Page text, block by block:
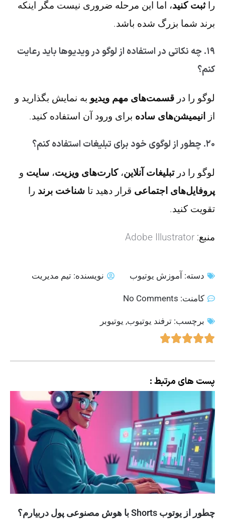
راثبت کنید، اما این مرحله ضروری نیست مگر اینکه
برند شما بزرگ شده باشد.
۱۹. چه نکاتی در استفاده از لوگو در ویدیوها باید رعایت
کنم؟
لوگو را در قسمت‌های مهم ویدیو به نمایش بگذارید و
از
انیمیشن‌های ساده برای ورود آن استفاده کنید.
۲۰. چطور از لوگوی خود برای تبلیغات استفاده کنم؟
لوگو را درتبلیغات آنلاین،کارت‌های ویزیت، سایت و
پروفایل‌های اجتماعی قرار دهید تا شناخت برند را
تقویت کنید.
منبع: Adobe Illustrator
دسته: آموزش یوتیوب نویسنده: تیم مدیریت
کامنت:
برچسب: ترفند یوتیوب, یوتیوبر
پست های مرتبط :
چطور از یوتوب Shorts با هوش مصنوعی پول دربیارم؟